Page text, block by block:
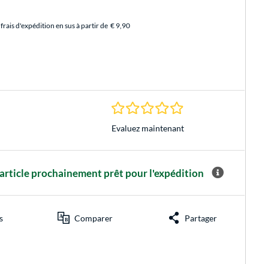
d'expédition en sus à partir de € 9,90
0.0 Étoiles à 0
Evaluez maintenant
prochainement prêt pour l'expédition
Comparer Partager